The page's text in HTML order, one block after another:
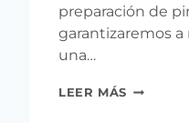
preparación de
garantizaremos
una…
LEER MÁS